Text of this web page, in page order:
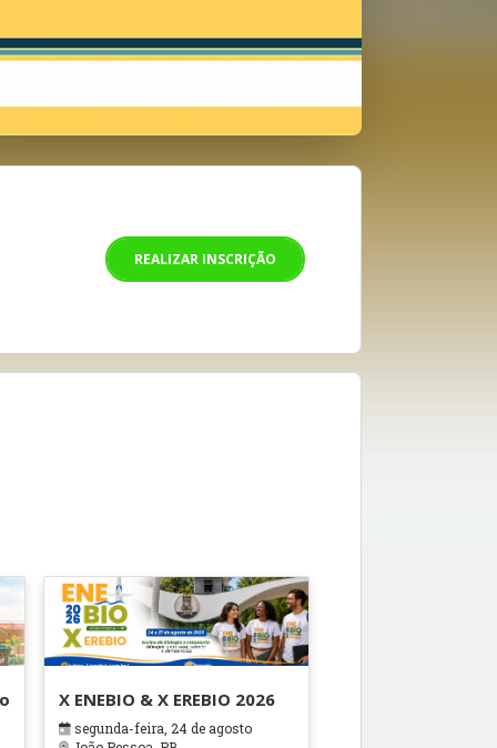
REALIZAR INSCRIÇÃO
X ENEBIO & X EREBIO 2026
segunda-feira, 24 de agosto